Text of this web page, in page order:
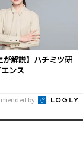
が解説】ハチミツ研
ンス
by